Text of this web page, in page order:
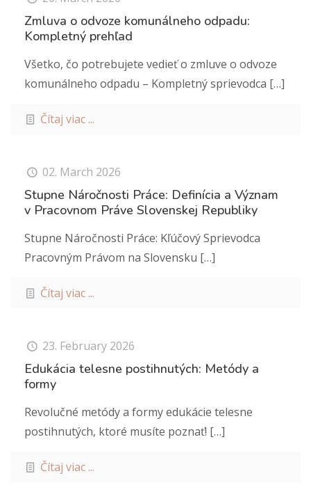
Zmluva o odvoze komunálneho odpadu:
Kompletný prehľad
Všetko, čo potrebujete vedieť o zmluve o odvoze
komunálneho odpadu – Kompletný sprievodca […]
Čítaj viac ...
02. March 2026
Stupne Náročnosti Práce: Definícia a Význam
v Pracovnom Práve Slovenskej Republiky
Stupne Náročnosti Práce: Kľúčový Sprievodca
Pracovným Právom na Slovensku […]
Čítaj viac ...
23. February 2026
Edukácia telesne postihnutých: Metódy a
formy
Revolučné metódy a formy edukácie telesne
postihnutých, ktoré musíte poznať! […]
Čítaj viac ...